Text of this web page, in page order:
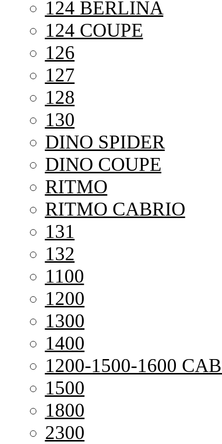
124 BERLINA
124 COUPE
126
127
128
130
DINO SPIDER
DINO COUPE
RITMO
RITMO CABRIO
131
132
1100
1200
1300
1400
1200-1500-1600
1500
1800
2300